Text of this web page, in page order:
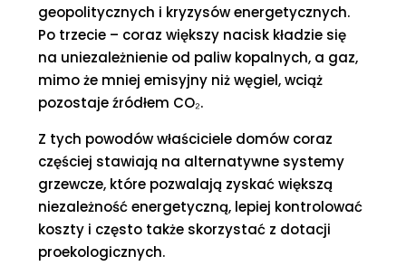
geopolitycznych i kryzysów energetycznych.
Po trzecie – coraz większy nacisk kładzie się
na uniezależnienie od paliw kopalnych, a gaz,
mimo że mniej emisyjny niż węgiel, wciąż
pozostaje źródłem CO₂.
Z tych powodów właściciele domów coraz
częściej stawiają na alternatywne systemy
grzewcze, które pozwalają zyskać większą
niezależność energetyczną, lepiej kontrolować
koszty i często także skorzystać z dotacji
proekologicznych.